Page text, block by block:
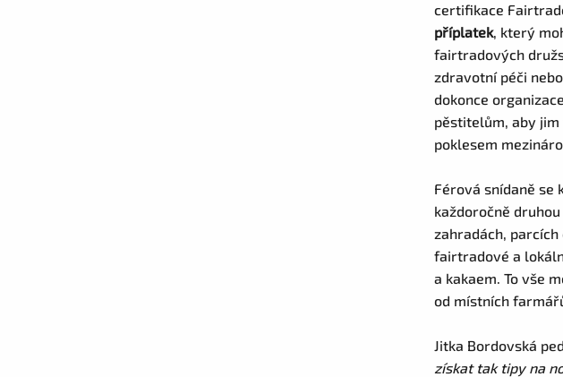
certifikace
příplatek, který
fairtradových
zdravotní péči
dokonce
pěstitelům, aby
poklesem
Férová snídaně se
každoročně
zahradách, parcích
fairtradové a
a kakaem. To vše
od místních
Jitka Bordovská
získat tak tipy na